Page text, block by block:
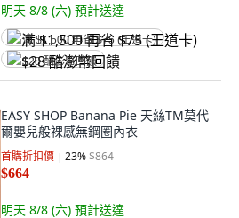
明天 8/8 (六) 預計送達
满 $1,500 再省 $75 (王道卡)
$28 酷澎幣回饋
EASY SHOP Banana Pie 天絲TM莫代
爾嬰兒般裸感無鋼圈內衣
首購折扣價 23%$864
$664
明天 8/8 (六) 預計送達